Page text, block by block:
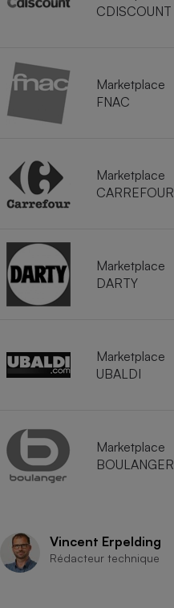
CDISCOUNT
Marketplace
FNAC
Marketplace
CARREFOUR
Marketplace
DARTY
Marketplace
UBALDI
Marketplace
BOULANGER
Vincent Erpelding
Rédacteur technique